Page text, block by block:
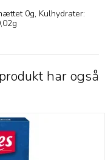
0g, Kulhydrater:
har også